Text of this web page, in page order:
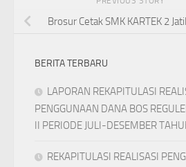
Brosur Cetak SMK KARTEK 2
BERITA TERBARU
LAPORAN REKAPITULASI
PENGGUNAAN DANA BOS
II PERIODE JULI-DESEMBER
REKAPITULASI REALISASI